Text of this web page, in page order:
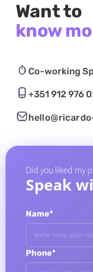
Want to
know
Co-working
+351 912 976
Did you liked my
Speak
Name*
Phone*